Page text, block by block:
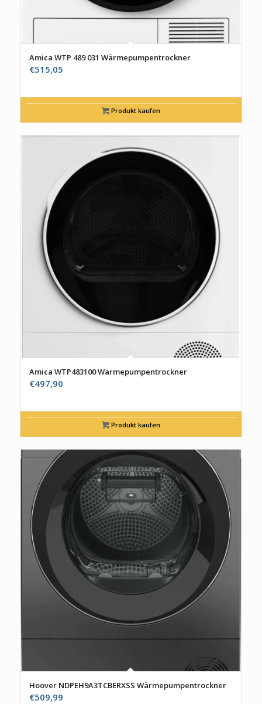
Amica WTP 489 031 Wärmepumpentrockner
€515,05
Produkt kaufen
Amica WTP483100 Wärmepumpentrockner
€497,90
Produkt kaufen
Hoover NDPEH9A3TCBERXSS Wärmepumpentrockner
€509,99